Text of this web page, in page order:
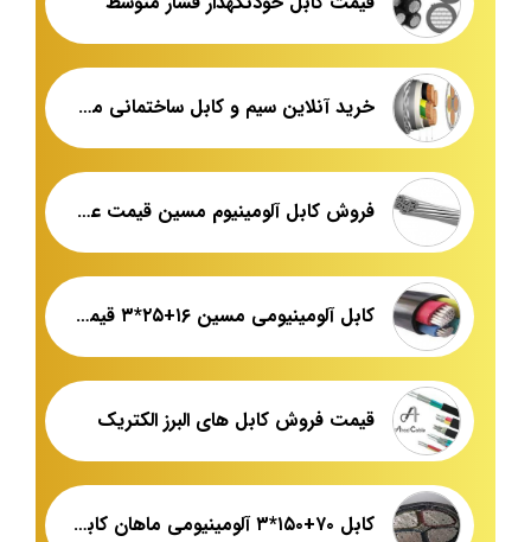
خرید آنلاین سیم و کابل ساختمانی مشهد
فروش کابل آلومینیوم مسین قیمت عمده
کابل آلومینیومی مسین ۱۶+۲۵*۳ قیمت فروش
قیمت فروش کابل های البرز الکتریک
کابل ۷۰+۱۵۰*۳ آلومینیومی ماهان کابل امیر قیمت پخش عمده